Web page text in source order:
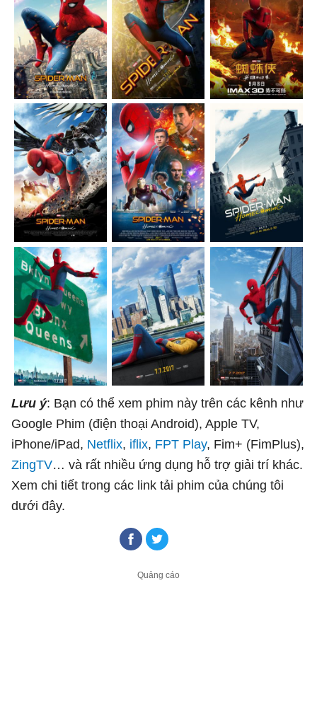
Lưu ý: Bạn có thể xem phim này trên các kênh như
Google Phim (điện thoại Android), Apple TV,
iPhone/iPad, Netflix, iflix, FPT Play, Fim+ (FimPlus),
ZingTV… và rất nhiều ứng dụng hỗ trợ giải trí khác.
Xem chi tiết trong các link tải phim của chúng tôi
dưới đây.